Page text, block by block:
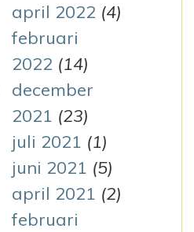
april 2022 (4)
februari
2022 (14)
december
2021 (23)
juli 2021 (1)
juni 2021 (5)
april 2021 (2)
februari